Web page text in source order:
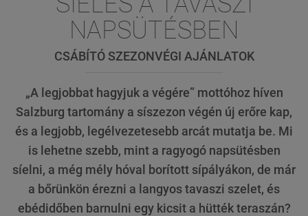
NAPSÜTÉSBEN
CSÁBÍTÓ SZEZONVÉGI AJÁNLATOK
„A legjobbat hagyjuk a végére” mottóhoz híven
Salzburg tartomány a síszezon végén új erőre kap,
és a legjobb, legélvezetesebb arcát mutatja be. Mi
is lehetne szebb, mint a ragyogó napsütésben
síelni, a még mély hóval borított sípályákon, de már
a bőrünkön érezni a langyos tavaszi szelet, és
ebédidőben barnulni egy kicsit a hütték teraszán?